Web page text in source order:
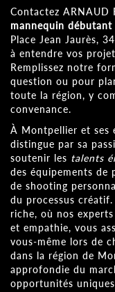
Contactez ARNAUD
mannequin
Place Jean Jaurès,
à entendre vos
Remplissez notre
question ou pour
toute la région, y
convenance.
À Montpellier et ses
distingue par sa
soutenir les talents
des équipements de
de shooting
du processus
riche, où nos
et empathie, vous
vous-même lors de
dans la région de
approfondie du
opportunités